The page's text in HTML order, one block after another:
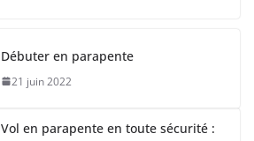
Débuter en parapente
21 juin 2022
Vol en parapente en toute sécurité :